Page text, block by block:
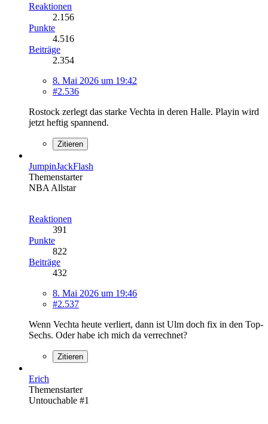
Reaktionen
2.156
Punkte
4.516
Beiträge
2.354
8. Mai 2026 um 19:42
#2.536
Rostock zerlegt das starke Vechta in deren Halle. Playin wird
jetzt heftig spannend.
Zitieren
JumpinJackFlash
Themenstarter
NBA Allstar
Reaktionen
391
Punkte
822
Beiträge
432
8. Mai 2026 um 19:46
#2.537
Wenn Vechta heute verliert, dann ist Ulm doch fix in den Top-
Sechs. Oder habe ich mich da verrechnet?
Zitieren
Erich
Themenstarter
Untouchable #1